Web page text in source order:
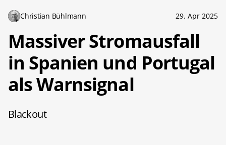
Christian Bühlmann 29. Apr 2025
Massiver Stromausfall
in Spanien und Portugal
als Warnsignal
Blackout